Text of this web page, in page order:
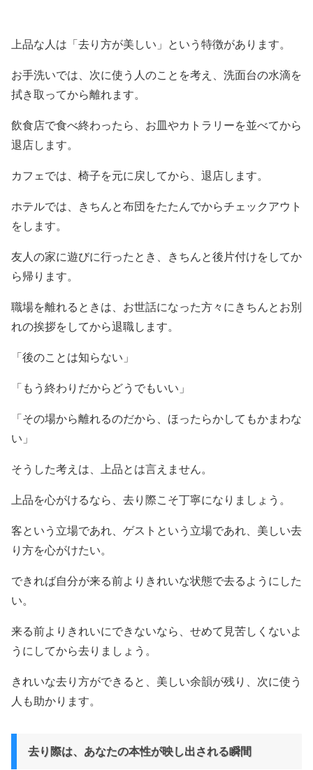
上品な人は「去り方が美しい」という特徴があります。
お手洗いでは、次に使う人のことを考え、洗面台の水滴を
拭き取ってから離れます。
飲食店で食べ終わったら、お皿やカトラリーを並べてから
退店します。
カフェでは、椅子を元に戻してから、退店します。
ホテルでは、きちんと布団をたたんでからチェックアウト
をします。
友人の家に遊びに行ったとき、きちんと後片付けをしてか
ら帰ります。
職場を離れるときは、お世話になった方々にきちんとお別
れの挨拶をしてから退職します。
「後のことは知らない」
「もう終わりだからどうでもいい」
「その場から離れるのだから、ほったらかしてもかまわな
い」
そうした考えは、上品とは言えません。
上品を心がけるなら、去り際こそ丁寧になりましょう。
客という立場であれ、ゲストという立場であれ、美しい去
り方を心がけたい。
できれば自分が来る前よりきれいな状態で去るようにした
い。
来る前よりきれいにできないなら、せめて見苦しくないよ
うにしてから去りましょう。
きれいな去り方ができると、美しい余韻が残り、次に使う
人も助かります。
去り際は、あなたの本性が映し出される瞬間